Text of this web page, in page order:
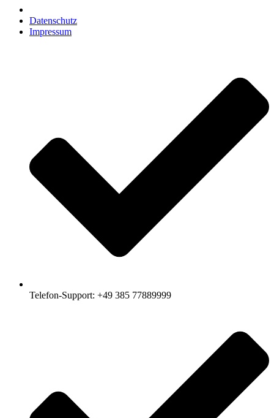
Datenschutz
Impressum
Telefon-Support: +49 385 77889999